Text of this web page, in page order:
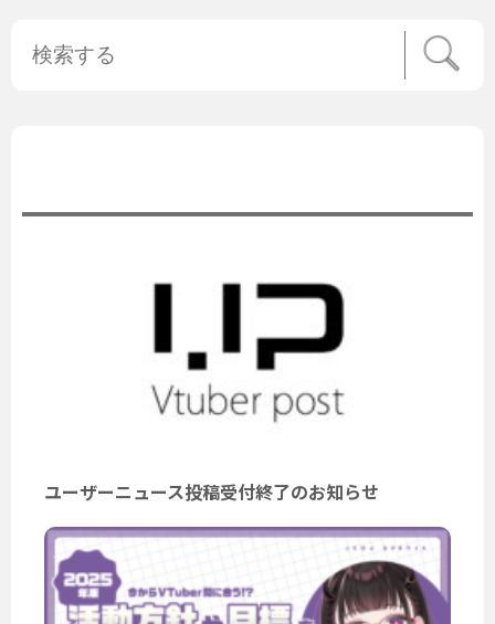
ユーザーニュース投稿受付終了のお知らせ